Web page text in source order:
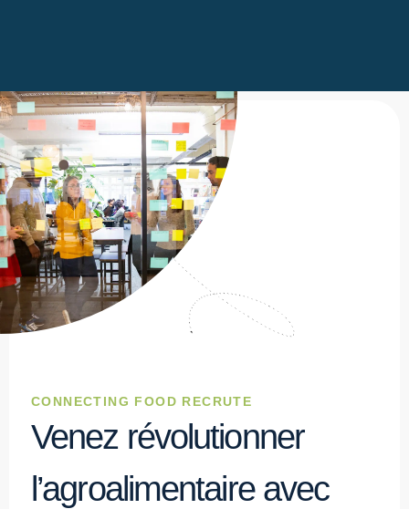
CONNECTING FOOD RECRUTE
Venez révolutionner
l’agroalimentaire avec